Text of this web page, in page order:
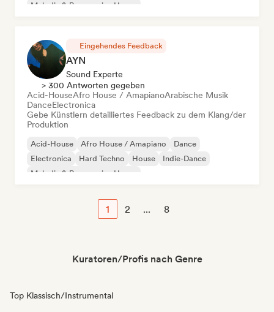
Melodic & Progressive House
Eingehendes Feedback
AYN
Sound Experte
> 300 Antworten gegeben
Acid-HouseAfro House / AmapianoArabische Musik
DanceElectronica
Gebe Künstlern detailliertes Feedback zu dem Klang/der
Produktion
Acid-House Afro House / Amapiano
Dance
Electronica
Hard Techno House
Indie-Dance
Melodic & Progressive House
1 2 ... 8
Kuratoren/Profis nach Genre
Top Klassisch/Instrumental